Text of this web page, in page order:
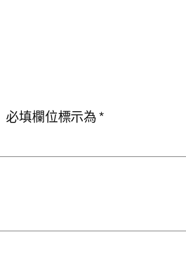
必填欄位標示為*